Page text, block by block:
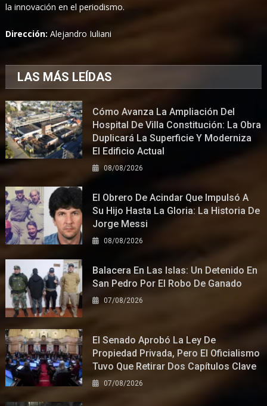
la innovación en el periodismo.
Dirección:Alejandro Iuliani
LAS MÁS LEÍDAS
Cómo Avanza La Ampliación Del
Hospital De Villa Constitución: La Obra
Duplicará La Superficie Y Moderniza
El Edificio Actual
08/08/2026
El Obrero De Acindar Que Impulsó A
Su Hijo Hasta La Gloria: La Historia De
Jorge Messi
08/08/2026
Balacera En Las Islas: Un Detenido En
San Pedro Por El Robo De Ganado
07/08/2026
El Senado Aprobó La Ley De
Propiedad Privada, Pero El Oficialismo
Tuvo Que Retirar Dos Capítulos Clave
07/08/2026